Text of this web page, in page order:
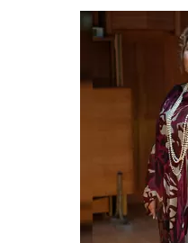
Александровича, где
молодёжных проектов Санкт-
В 2011 году за большой вклад в
подготовку музыкально-
Почёта. В 2016 году –
казахским Орденом «Достык»
орденом "За заслуги перед
Как солист сотрудничает с
Санкт-Петербургской,
оркестром Капеллы Санкт-
музыкальных фестивалях.
Выступает с концертами в
сложился с такими дирижерами
Арвид Янсонс, Марис Янсонс,